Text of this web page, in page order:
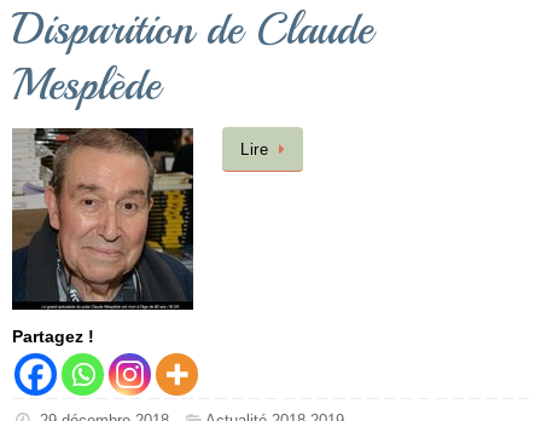
Disparition de Claude
Mesplède
Lire
Partagez !